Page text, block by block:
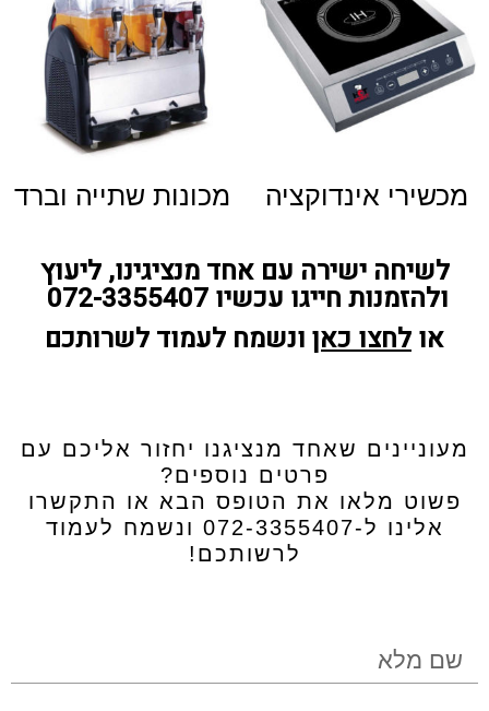
מכשירי אינדוקציה מכונות שתייה וברד
לשיחה ישירה עם אחד מנציגינו, ליעוץ
ולהזמנות חייגו עכשיו 072-3355407
או לחצו כאן ונשמח לעמוד לשרותכם
מעוניינים שאחד מנציגנו יחזור אליכם עם
פרטים נוספים?
פשוט מלאו את הטופס הבא או התקשרו
אלינו ל-072-3355407 ונשמח לעמוד
לרשותכם!